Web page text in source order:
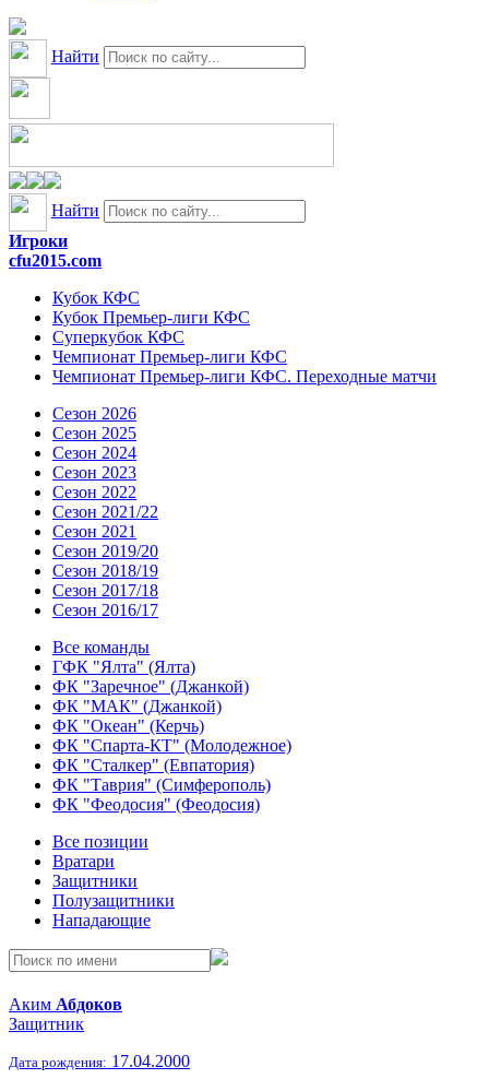
Найти
Найти
Игроки
cfu2015.com
Кубок КФС
Кубок Премьер-лиги КФС
Суперкубок КФС
Чемпионат Премьер-лиги КФС
Чемпионат Премьер-лиги КФС. Переходные матчи
Сезон 2026
Сезон 2025
Сезон 2024
Сезон 2023
Сезон 2022
Сезон 2021/22
Сезон 2021
Сезон 2019/20
Сезон 2018/19
Сезон 2017/18
Сезон 2016/17
Все команды
ГФК "Ялта" (Ялта)
ФК "Заречное" (Джанкой)
ФК "МАК" (Джанкой)
ФК "Океан" (Керчь)
ФК "Спарта-КТ" (Молодежное)
ФК "Сталкер" (Евпатория)
ФК "Таврия" (Симферополь)
ФК "Феодосия" (Феодосия)
Все позиции
Вратари
Защитники
Полузащитники
Нападающие
Аким Абдоков
Защитник
Дата рождения: 17.04.2000